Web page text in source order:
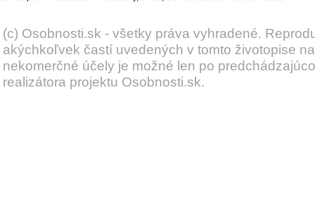
(c) Osobnosti.sk - všetky práva vyhradené.
akýchkoľvek častí uvedených v tomto životopise
nekomerčné účely je možné len po
realizátora projektu Osobnosti.sk.